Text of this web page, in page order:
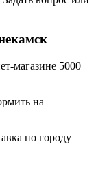
магазине 5000
на
по городу